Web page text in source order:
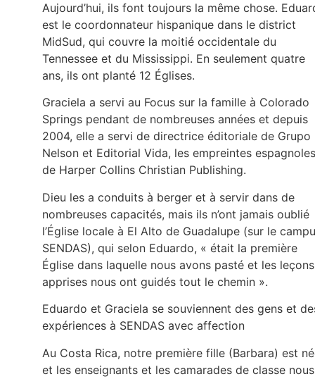
Aujourd’hui, ils font toujours la même chose.
est le coordonnateur hispanique dans le district
MidSud, qui couvre la moitié occidentale du
Tennessee et du Mississippi. En seulement quatre
ans, ils ont planté 12 Églises.
Graciela a servi au Focus sur la famille à Colorado
Springs pendant de nombreuses années et depuis
2004, elle a servi de directrice éditoriale de Grupo
Nelson et Editorial Vida, les empreintes espagnoles
de Harper Collins Christian Publishing.
Dieu les a conduits à berger et à servir dans de
nombreuses capacités, mais ils n’ont jamais oublié
l’Église locale à El Alto de Guadalupe (sur le
SENDAS), qui selon Eduardo, « était la première
Église dans laquelle nous avons pasté et les leçons
apprises nous ont guidés tout le chemin ».
Eduardo et Graciela se souviennent des gens et
expériences à SENDAS avec affection
Au Costa Rica, notre première fille (Barbara) est
et les enseignants et les camarades de classe nous